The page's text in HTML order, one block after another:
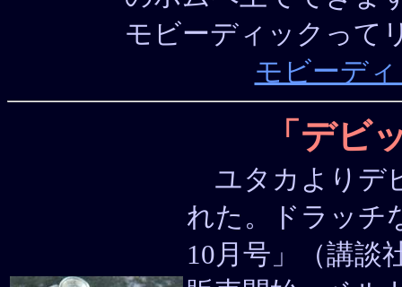
モビーディックって
モビーデ
「デビ
ユタカよりデ
れた。ドラッチ
10月号」（講談